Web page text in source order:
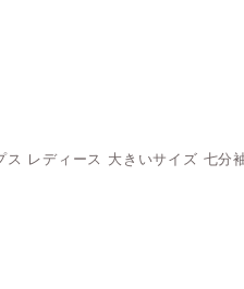
レディース 大きいサイズ 七分